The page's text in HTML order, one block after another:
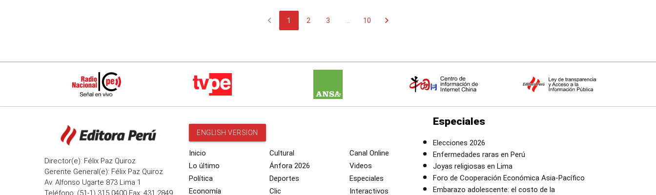
chevron_left 1 2 3 10 chevron_right
Director(e): Félix Paz Quiroz
Gerente General(e): Félix Paz Quiroz
Av. Alfonso Ugarte 873 Lima 1
Teléfono: (51-1) 315 0400 Fax: 431 2849
ENGLISH VERSION
Inicio
Lo último
Política
Economía
Cultural
Ánfora 2026
Deportes
Clic
Canal Online
Videos
Especiales
Interactivos
Especiales
Elecciones 2026
Enfermedades raras en Perú
Joyas religiosas en Lima
Foro de Cooperación Económica Asia-Pacífico
Embarazo adolescente: el costo de la